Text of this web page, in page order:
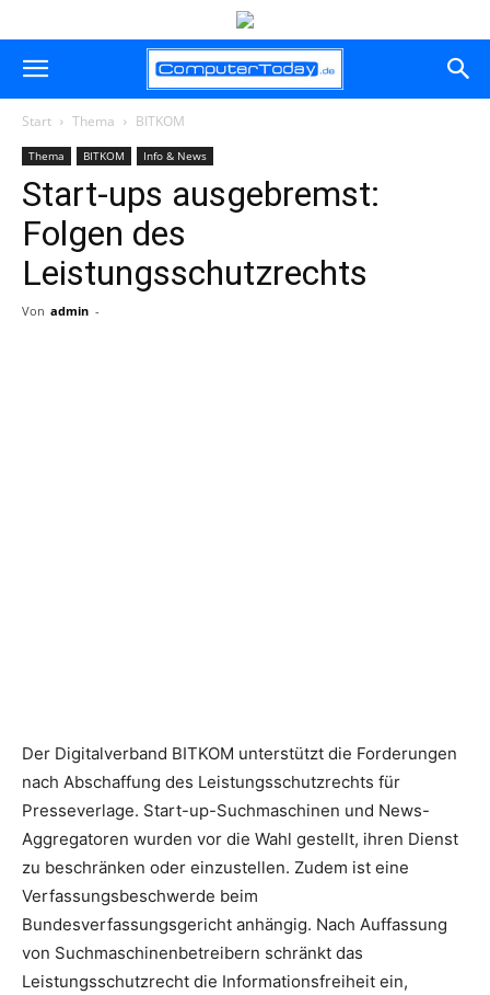
Start Thema BITKOM
Thema BITKOM Info & News
Start-ups ausgebremst:
Folgen des
Leistungsschutzrechts
Von admin -
Der Digitalverband BITKOM unterstützt die Forderungen
nach Abschaffung des Leistungsschutzrechts für
Presseverlage. Start-up-Suchmaschinen und News-
Aggregatoren wurden vor die Wahl gestellt, ihren Dienst
zu beschränken oder einzustellen. Zudem ist eine
Verfassungsbeschwerde beim
Bundesverfassungsgericht anhängig. Nach Auffassung
von Suchmaschinenbetreibern schränkt das
Leistungsschutzrecht die Informationsfreiheit ein,